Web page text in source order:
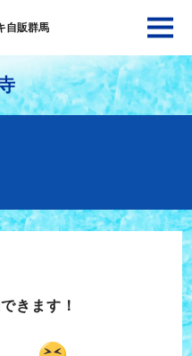
自販群馬
きます！